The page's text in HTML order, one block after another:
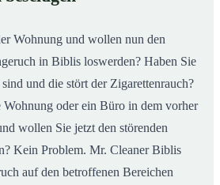
Wohnung und wollen nun den
in Biblis loswerden? Haben Sie
und die stört der Zigarettenrauch?
Wohnung oder ein Büro in dem vorher
wollen Sie jetzt den störenden
Kein Problem. Mr. Cleaner Biblis
auf den betroffenen Bereichen